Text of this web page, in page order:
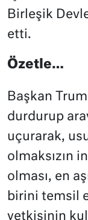
Birleşik
etti.
Özetle…
Başkan
durdurup
uçurarak,
olmaksızın
olması, en
birini temsil
yetkisinin